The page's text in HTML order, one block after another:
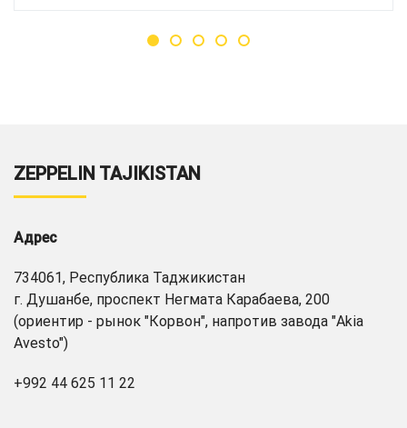
ZEPPELIN TAJIKISTAN
Адрес
734061, Республика Таджикистан
г. Душанбе, проспект Негмата Карабаева, 200
(ориентир - рынок "Корвон", напротив завода "Akia
Avesto")
+992 44 625 11 22